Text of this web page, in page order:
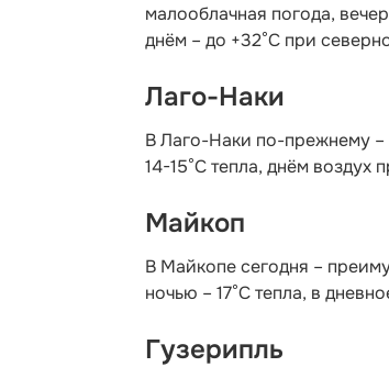
малооблачная погода,
днём – до +32°C при
Лаго-Наки
В Лаго-Наки по-прежнему –
14-15°С тепла, днём воздух
Майкоп
В Майкопе сегодня –
ночью – 17°С тепла, в
Гузерипль